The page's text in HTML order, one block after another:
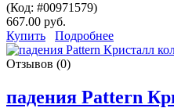
(Код: #00971579)
667.00 руб.
Купить
Подробнее
Отзывов (0)
падения Pattern